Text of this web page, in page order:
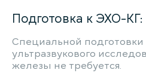
Подготовка к ЭХО-КГ:
Специальной
ультразвукового
железы не требуется.